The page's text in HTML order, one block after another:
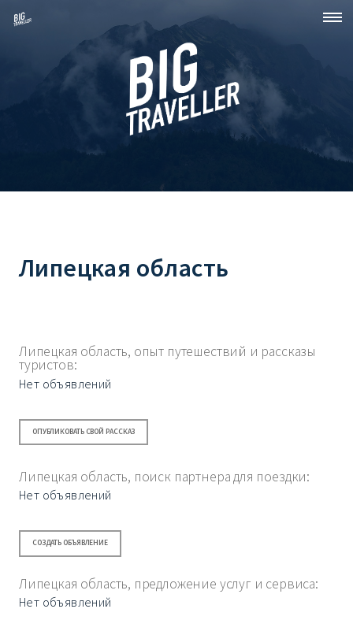
Липецкая область
Липецкая область, опыт путешествий и рассказы
туристов:
Нет объявлений
ОПУБЛИКОВАТЬ СВОЙ РАССКАЗ
Липецкая область, поиск партнера для поездки:
Нет объявлений
СОЗДАТЬ ОБЪЯВЛЕНИЕ
Липецкая область, предложение услуг и сервиса:
Нет объявлений